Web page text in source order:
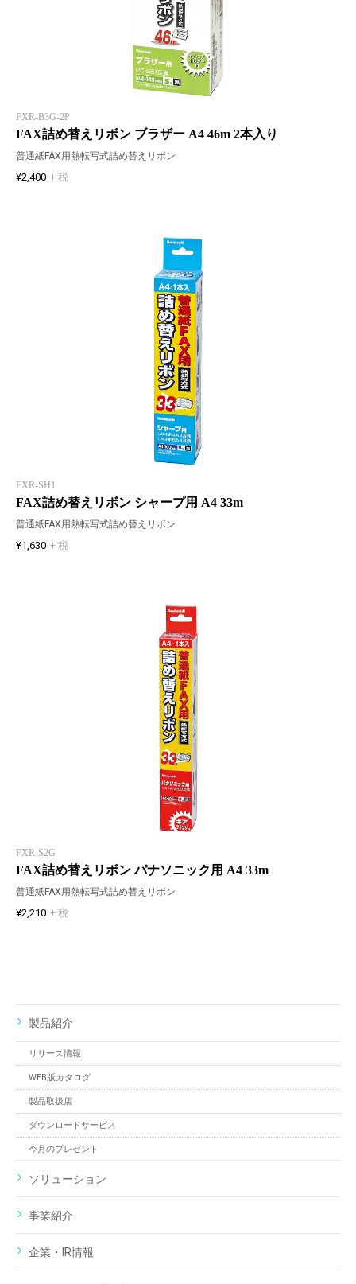
FXR-B3G-2P
FAX詰め替えリボン ブラザー A4 46m 2本入り
普通紙FAX用熱転写式詰め替えリボン
¥2,400 + 税
FXR-SH1
FAX詰め替えリボン シャープ用 A4 33m
普通紙FAX用熱転写式詰め替えリボン
¥1,630 + 税
FXR-S2G
FAX詰め替えリボン パナソニック用 A4 33m
普通紙FAX用熱転写式詰め替えリボン
¥2,210 + 税
製品紹介
リリース情報
WEB版カタログ
製品取扱店
ダウンロードサービス
今月のプレゼント
ソリューション
事業紹介
企業・IR情報